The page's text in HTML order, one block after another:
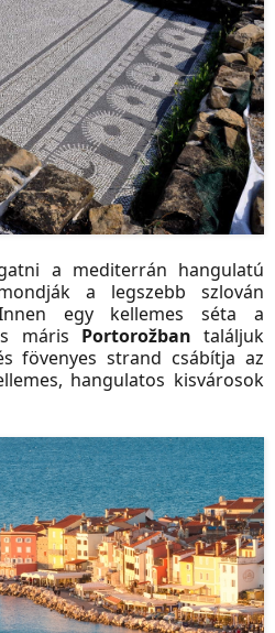
a mediterrán hangulatú
a legszebb szlován
egy kellemes séta a
máris Portorožban találjuk
fövenyes strand csábítja az
hangulatos kisvárosok